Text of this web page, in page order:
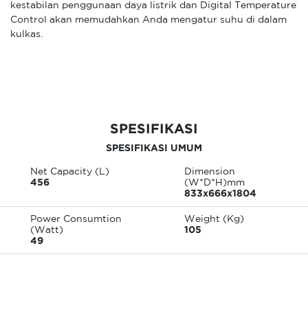
kestabilan penggunaan daya listrik dan Digital Temperature
Control akan memudahkan Anda mengatur suhu di dalam
kulkas.
SPESIFIKASI
SPESIFIKASI UMUM
Net Capacity (L)
456
Dimension
(W*D*H)mm
833x666x1804
Power Consumtion
(Watt)
49
Weight (Kg)
105